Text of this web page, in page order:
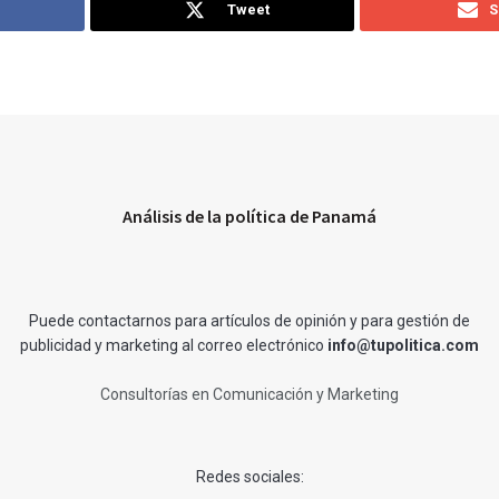
Tweet
Análisis de la política de Panamá
Puede contactarnos para artículos de opinión y para gestión de
publicidad y marketing al correo electrónico info@tupolitica.com
Consultorías en Comunicación y Marketing
Redes sociales: